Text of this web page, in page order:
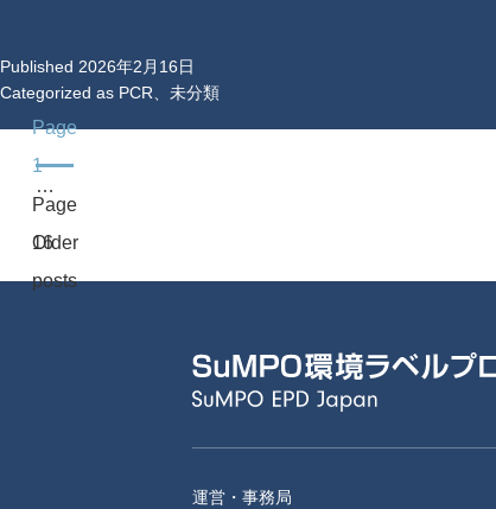
Published 2026年2月16日
Categorized as PCR 未分類
Page
1
…
Page
16
Older
posts
運営・事務局